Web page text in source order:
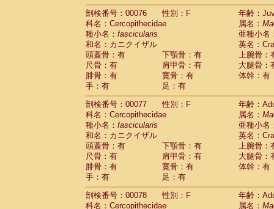
剖検番号：00076
性別：F
年齢：
科名：Cercopithecidae
属名：
種小名： fascicularis
亜種小名
和名：カニクイザル
英名：
頭蓋骨：有
下顎骨：有
上腕骨：
尺骨：有
肩甲骨：有
大腿骨：
腓骨：有
寛骨：有
体幹：有
手：有
足：有
剖検番号：00077
性別：F
年齢：
科名：Cercopithecidae
属名：
種小名： fascicularis
亜種小名
和名：カニクイザル
英名：
頭蓋骨：有
下顎骨：有
上腕骨：
尺骨：有
肩甲骨：有
大腿骨：
腓骨：有
寛骨：有
体幹：有
手：有
足：有
剖検番号：00078
性別：F
年齢：
科名：Cercopithecidae
属名：